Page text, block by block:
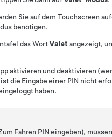
Sie auf dem Touchscreen
benötigen.
das WortValet angezeigt,
aktivieren und deaktivieren
die Eingabe einer PIN nicht
haben.
Fahren PIN eingeben),